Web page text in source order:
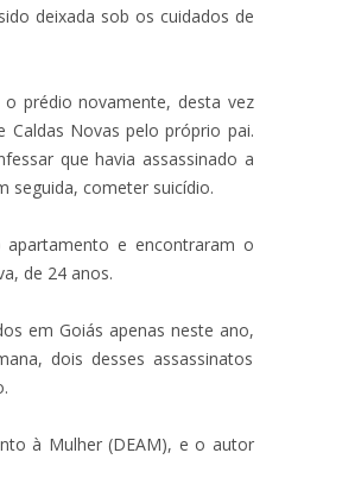
deixada sob os cuidados de
prédio novamente, desta vez
Caldas Novas pelo próprio pai.
que havia assassinado a
seguida, cometer suicídio.
e encontraram o
de 24 anos.
em Goiás apenas neste ano,
dois desses assassinatos
à Mulher (DEAM), e o autor